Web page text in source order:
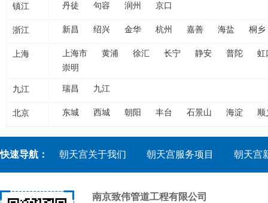
镇江 丹徒 句容 润州 京口
浙江 新昌 绍兴 金华 杭州 嘉善 海盐 桐乡
上海 上海市 黄浦 徐汇 长宁 静安 普陀
虹
崇明
九江 瑞昌 九江
北京 东城 西城 朝阳 丰台 石景山 海淀 顺
快速导航： 朝天宫关于我们 朝天宫服务项目 朝天宫
南京致伟管道工程有限公司